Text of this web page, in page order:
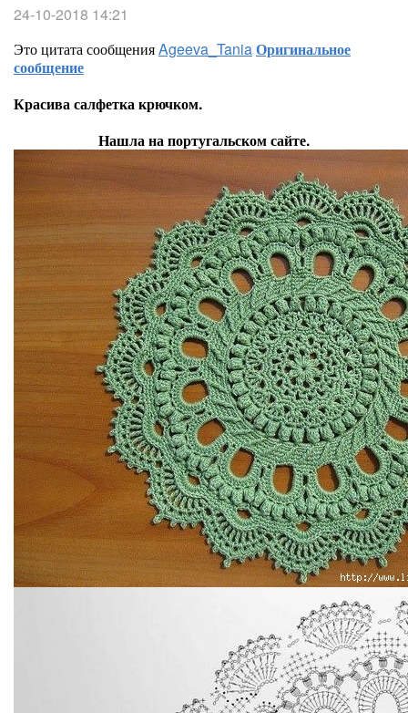
24-10-2018 14:21
Это цитата сообщенияAgeeva_TaniaОригинальное
сообщение
Красива салфетка крючком.
Нашла на португальском сайте.